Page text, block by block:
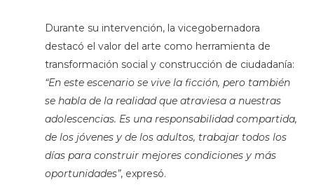
Durante su intervención, la vicegobernadora
destacó el valor del arte como herramienta de
transformación social y construcción de ciudadanía:
“En este escenario se vive la ficción, pero también
se habla de la realidad que atraviesa a nuestras
adolescencias. Es una responsabilidad compartida,
de los jóvenes y de los adultos, trabajar todos los
días para construir mejores condiciones y más
oportunidades”, expresó.